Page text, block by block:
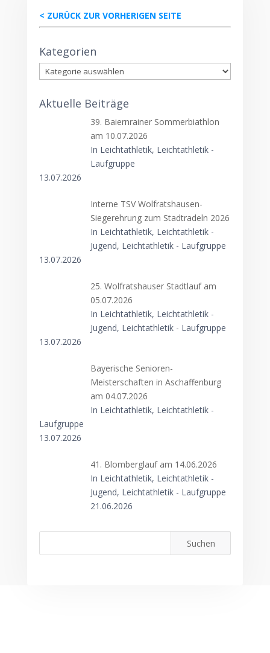
< ZURÜCK ZUR VORHERIGEN SEITE
Kategorien
Kategorien
Aktuelle Beiträge
39. Baiernrainer Sommerbiathlon
am 10.07.2026
In Leichtathletik, Leichtathletik -
Laufgruppe
13.07.2026
Interne TSV Wolfratshausen-
Siegerehrung zum Stadtradeln 2026
In Leichtathletik, Leichtathletik -
Jugend, Leichtathletik - Laufgruppe
13.07.2026
25. Wolfratshauser Stadtlauf am
05.07.2026
In Leichtathletik, Leichtathletik -
Jugend, Leichtathletik - Laufgruppe
13.07.2026
Bayerische Senioren-
Meisterschaften in Aschaffenburg
am 04.07.2026
In Leichtathletik, Leichtathletik -
Laufgruppe
13.07.2026
41. Blomberglauf am 14.06.2026
In Leichtathletik, Leichtathletik -
Jugend, Leichtathletik - Laufgruppe
21.06.2026